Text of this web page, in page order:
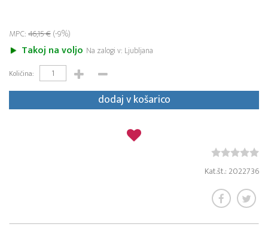
MPC:46,15 €(-9%)
Takoj na voljo Na zalogi v: Ljubljana
Količina:
dodaj v košarico
Kat.št.: 2022736